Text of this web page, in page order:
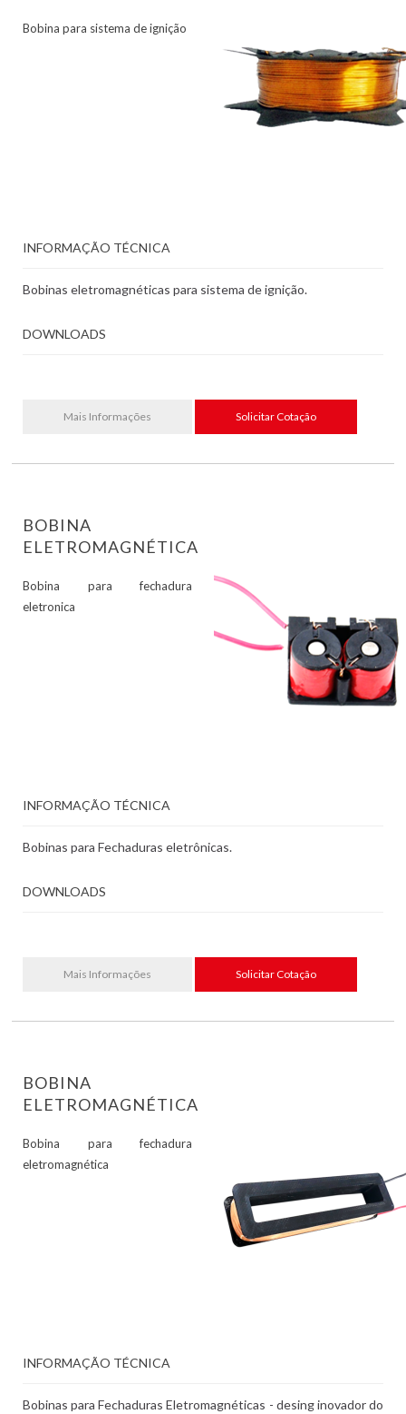
Bobina para sistema de ignição
INFORMAÇÃO TÉCNICA
Bobinas eletromagnéticas para sistema de ignição.
DOWNLOADS
Mais Informações Solicitar Cotação
BOBINA
ELETROMAGNÉTICA
Bobina para fechadura
eletronica
INFORMAÇÃO TÉCNICA
Bobinas para Fechaduras eletrônicas.
DOWNLOADS
Mais Informações Solicitar Cotação
BOBINA
ELETROMAGNÉTICA
Bobina para fechadura
eletromagnética
INFORMAÇÃO TÉCNICA
Bobinas para Fechaduras Eletromagnéticas - desing inovador do